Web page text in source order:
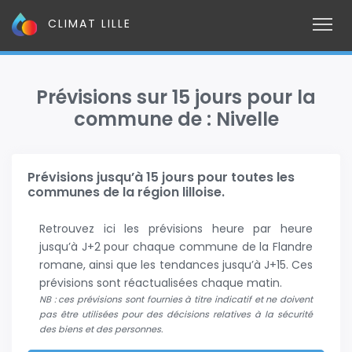
CLIMAT LILLE
Prévisions sur 15 jours pour la
commune de : Nivelle
Prévisions jusqu’à 15 jours pour toutes les
communes de la région lilloise.
Retrouvez ici les prévisions heure par heure
jusqu’à J+2 pour chaque commune de la Flandre
romane, ainsi que les tendances jusqu’à J+15. Ces
prévisions sont réactualisées chaque matin.
NB : ces prévisions sont fournies à titre indicatif et ne doivent
pas être utilisées pour des décisions relatives à la sécurité
des biens et des personnes.